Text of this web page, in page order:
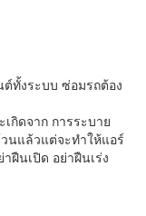
ทั้งระบบ ซ่อมรถต้อง
กิดจาก การระบาย
นแล้วแต่จะทำให้แอร์
ฝืนเปิด อย่าฝืนเร่ง